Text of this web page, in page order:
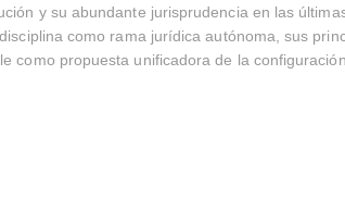
y su abundante jurisprudencia en las
como rama jurídica autónoma, sus
como propuesta unificadora de la